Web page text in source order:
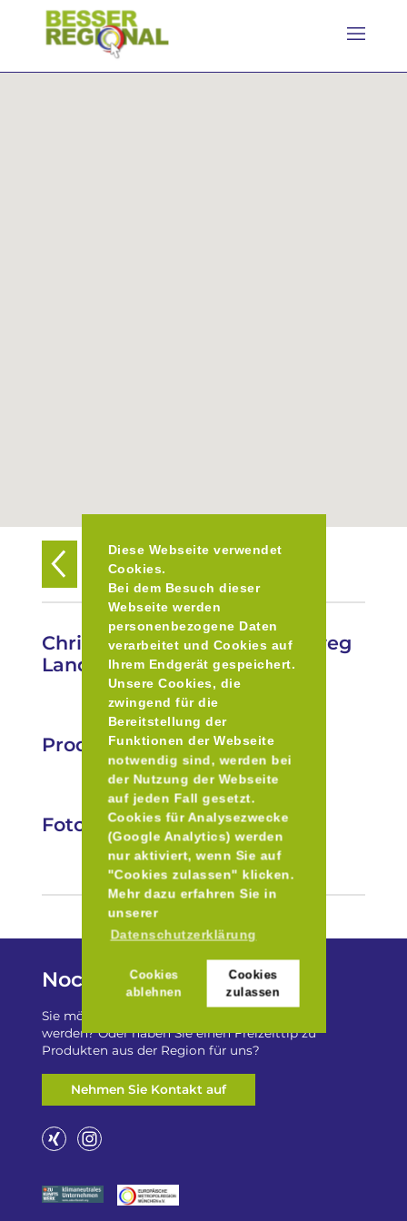
Diese Webseite verwendet
Cookies.
Bei dem Besuch dieser
Webseite werden
personenbezogene Daten
verarbeitet und Cookies auf
Ihrem Endgerät gespeichert.
Unsere Cookies, die
zwingend für die
Bereitstellung der
Funktionen der Webseite
notwendig sind, werden bei
der Nutzung der Webseite
auf jeden Fall gesetzt.
Cookies für Analysezwecke
(Google Analytics) werden
nur aktiviert, wenn Sie auf
"Cookies zulassen" klicken.
Mehr dazu erfahren Sie in
unserer
Datenschutzerklärung
Cookies
ablehnen
Cookies
zulassen
Zurück zur Übersicht
Christkindlmarkt & Krippenweg
Landshut
Produkte
Fotos
Noch Fragen?
Sie möchten auf „Besser Regional“ gelistet
werden? Oder haben Sie einen Freizeittip zu
Produkten aus der Region für uns?
Nehmen Sie Kontakt auf